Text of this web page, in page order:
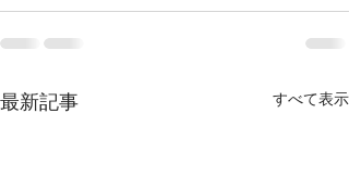
最新記事 すべて表示